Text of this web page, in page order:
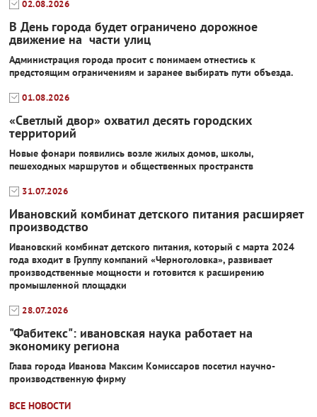
02.08.2026
В День города будет ограничено дорожное
движение на части улиц
Администрация города просит с понимаем отнестись к
предстоящим ограничениям и заранее выбирать пути объезда.
01.08.2026
«Светлый двор» охватил десять городских
территорий
Новые фонари появились возле жилых домов, школы,
пешеходных маршрутов и общественных пространств
31.07.2026
Ивановский комбинат детского питания расширяет
производство
Ивановский комбинат детского питания, который с марта 2024
года входит в Группу компаний «Черноголовка», развивает
производственные мощности и готовится к расширению
промышленной площадки
28.07.2026
"Фабитекс": ивановская наука работает на
экономику региона
Глава города Иванова Максим Комиссаров посетил научно-
производственную фирму
ВСЕ НОВОСТИ